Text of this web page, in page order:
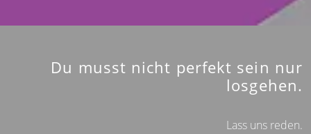
Du musst nicht perfekt sein nur
losgehen.
Lass uns reden.